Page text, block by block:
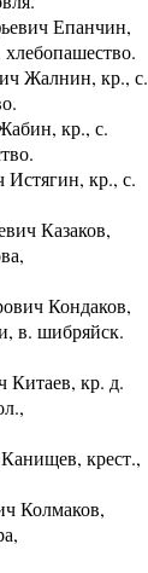
Епанчин,
хлебопашество.
Жалнин, кр., с.
кр., с.
кр., с.
Казаков,
Кондаков,
в. шибряйск.
кр. д.
крест.,
Колмаков,